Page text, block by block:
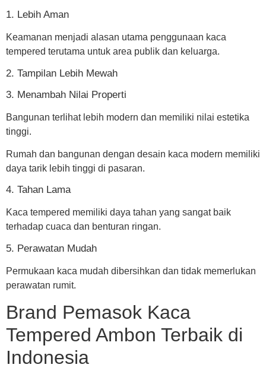
1. Lebih Aman
Keamanan menjadi alasan utama penggunaan kaca
tempered terutama untuk area publik dan keluarga.
2. Tampilan Lebih Mewah
3. Menambah Nilai Properti
Bangunan terlihat lebih modern dan memiliki nilai estetika
tinggi.
Rumah dan bangunan dengan desain kaca modern memiliki
daya tarik lebih tinggi di pasaran.
4. Tahan Lama
Kaca tempered memiliki daya tahan yang sangat baik
terhadap cuaca dan benturan ringan.
5. Perawatan Mudah
Permukaan kaca mudah dibersihkan dan tidak memerlukan
perawatan rumit.
Brand Pemasok Kaca
Tempered Ambon Terbaik di
Indonesia